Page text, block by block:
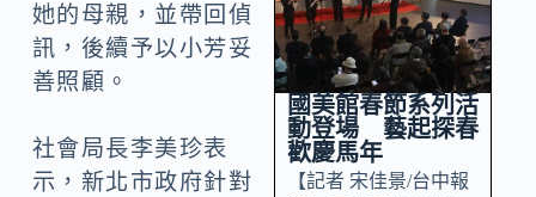
她的母親，並帶回偵
訊，後續予以小芳妥
善照顧。
社會局長李美珍表
示，新北市政府針對
國美館春節系列活
動登場 藝起探春
歡慶馬年
【記者 宋佳景/台中報